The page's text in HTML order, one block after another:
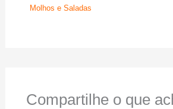
Molhos e Saladas
Compartilhe o que